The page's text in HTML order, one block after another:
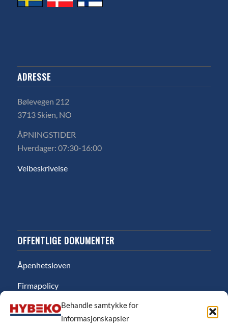
Behandle samtykke for
informasjonskapsler
ADRESSE
Bølevegen 212
3713 Skien, NO
ÅPNINGSTIDER
Hverdager: 07:30-16:00
Veibeskrivelse
OFFENTLIGE DOKUMENTER
Åpenhetsloven
Firmapolicy
Miljø
Likestillingsredgjørelse